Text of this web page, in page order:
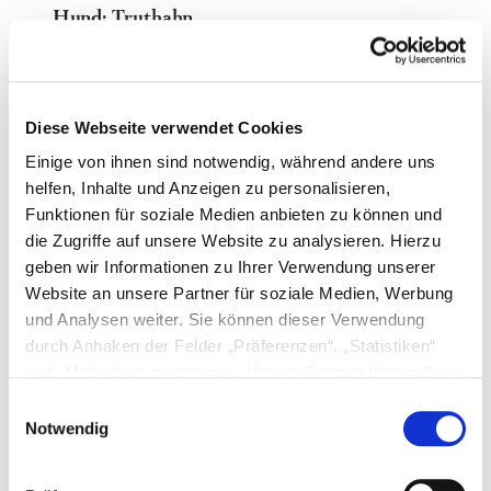
Diese Webseite verwendet Cookies
Einige von ihnen sind notwendig, während andere uns
helfen, Inhalte und Anzeigen zu personalisieren,
Funktionen für soziale Medien anbieten zu können und
die Zugriffe auf unsere Website zu analysieren. Hierzu
geben wir Informationen zu Ihrer Verwendung unserer
Website an unsere Partner für soziale Medien, Werbung
und Analysen weiter. Sie können dieser Verwendung
durch Anhaken der Felder „Präferenzen“, „Statistiken“
zusammen, die Sie ihnen bereitgestellt haben oder die
sie im Rahmen Ihrer Nutzung der Dienste gesammelt
haben. Haken Sie die Felder nicht an, werden lediglich
Notwendig
Hund: Truthahn
Warum Bio Hunde Nassfutter?
Das Bio Nassfutter bietet Ihrem Hund eine natürliche,
artgerechte und gesunde Ernährung – so wie es von der
Natur bestimmt ist. In defu Hundefutter ist alles drin,
was, Ihr Hund braucht. Es ist sehr schmackhaft und mit
unseren verschiedenen Sorten kommt viel Abwechslung
Gesund und ideal für Allergiker